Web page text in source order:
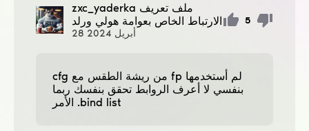
zxc_yaderka ملف تعريف
الارتباط الخاص بعوامة هولي ورلد
28 أبريل
5
cfg من ريشة الطقس مع fp لم أستخدمها
بنفسي لا أعرف الروابط تحقق بنفسك ربما
الأمر .bind list